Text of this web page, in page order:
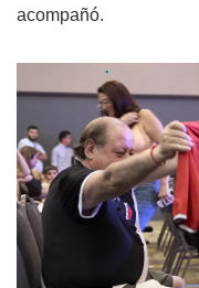
acompañó.